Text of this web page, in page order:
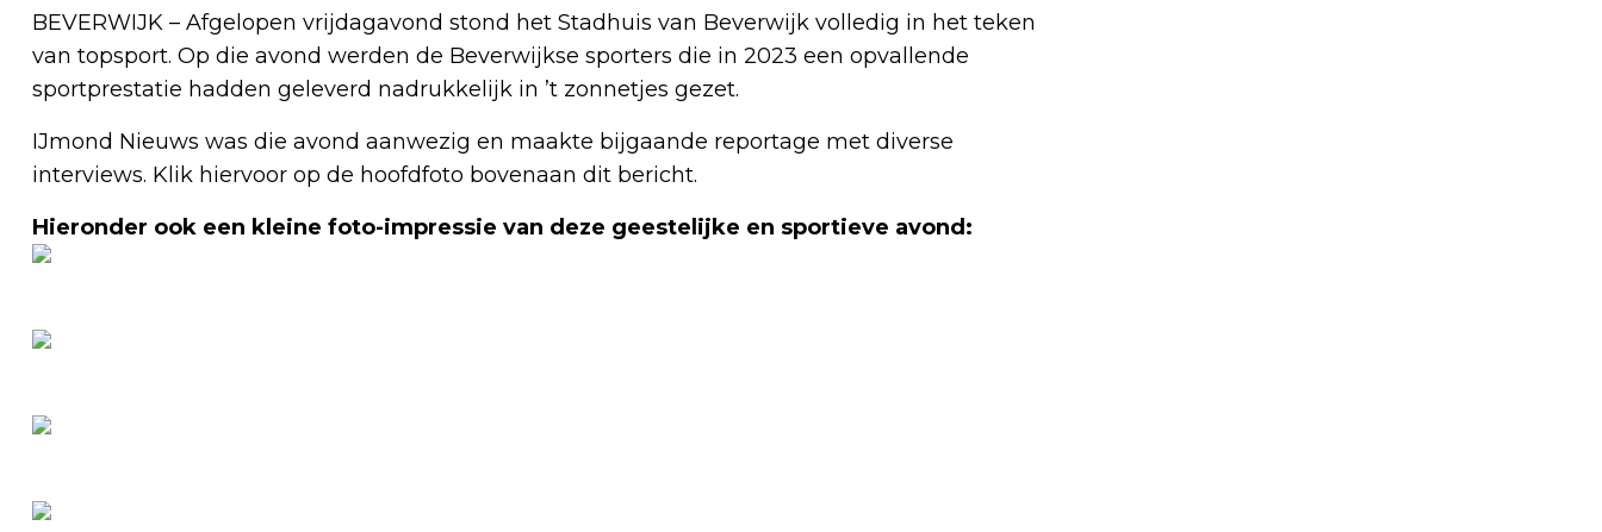
BEVERWIJK – Afgelopen vrijdagavond stond het Stadhuis van Beverwijk volledig in het teken
van topsport. Op die avond werden de Beverwijkse sporters die in 2023 een opvallende
sportprestatie hadden geleverd nadrukkelijk in ’t zonnetjes gezet.
IJmond Nieuws was die avond aanwezig en maakte bijgaande reportage met diverse
interviews. Klik hiervoor op de hoofdfoto bovenaan dit bericht.
Hieronder ook een kleine foto-impressie van deze geestelijke en sportieve avond: